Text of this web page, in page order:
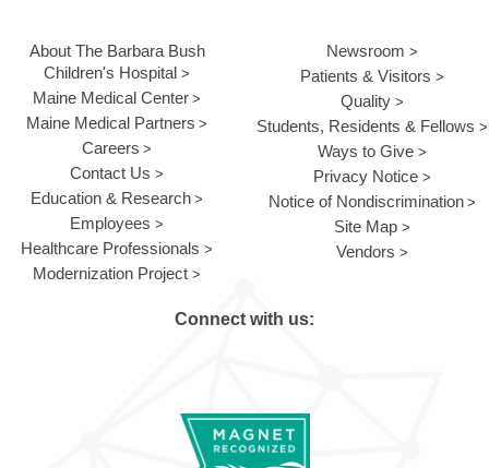
About The Barbara Bush
Children's Hospital
Maine Medical Center
Maine Medical Partners
Careers
Contact Us
Education & Research
Employees
Healthcare Professionals
Modernization Project
Newsroom
Patients & Visitors
Quality
Students, Residents & Fellows
Ways to Give
Privacy Notice
Notice of Nondiscrimination
Site Map
Vendors
Connect with us: